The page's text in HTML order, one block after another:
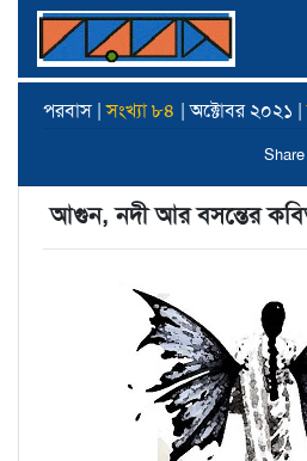
পরবাস |সংখ্যা ৮৪ | অক্টোবর ২০২১ |
Share
আগুন, নদী আর বসন্তের